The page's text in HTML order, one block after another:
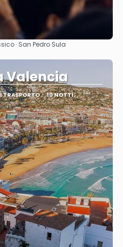
· San Pedro Sula
Valencia
TRASPORTO 10 NOTTI